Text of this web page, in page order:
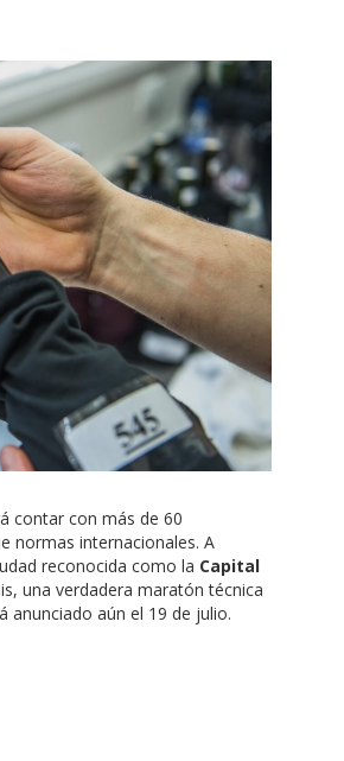
contar con más de 60
normas internacionales. A
reconocida como la Capital
una verdadera maratón técnica
anunciado aún el 19 de julio.